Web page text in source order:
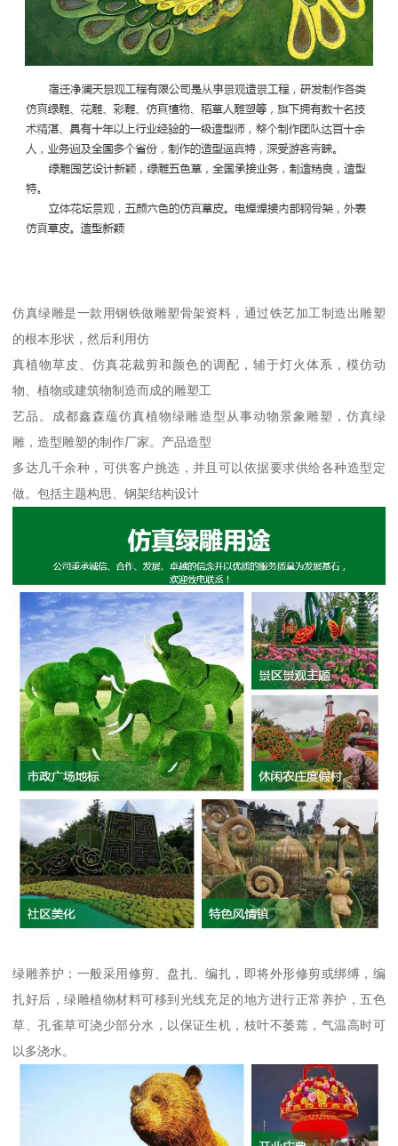
仿真绿雕是一款用钢铁做雕塑骨架资料，通过铁艺加工制造出雕塑
的根本形状，然后利用仿
真植物草皮、仿真花裁剪和颜色的调配，辅于灯火体系，模仿动
物、植物或建筑物制造而成的雕塑工
艺品。成都鑫森蕴仿真植物绿雕造型从事动物景象雕塑，仿真绿
雕，造型雕塑的制作厂家。产品造型
多达几千余种，可供客户挑选，并且可以依据要求供给各种造型定
做。包括主题构思、钢架结构设计
绿雕养护：一般采用修剪、盘扎、编扎，即将外形修剪或绑缚，编
扎好后，绿雕植物材料可移到光线充足的地方进行正常养护，五色
草、孔雀草可浇少部分水，以保证生机，枝叶不萎蔫，气温高时可
以多浇水。